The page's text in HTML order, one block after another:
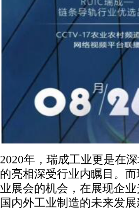
2020年，瑞成工业更是在
的亮相深受行业内瞩目。
业展会的机会，在展现企
国内外工业制造的未来发